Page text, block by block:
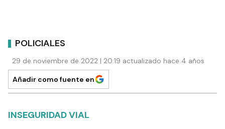
POLICIALES
29 de noviembre de 2022 | 20:19 actualizado hace 4 años
Añadir como fuente en
INSEGURIDAD VIAL